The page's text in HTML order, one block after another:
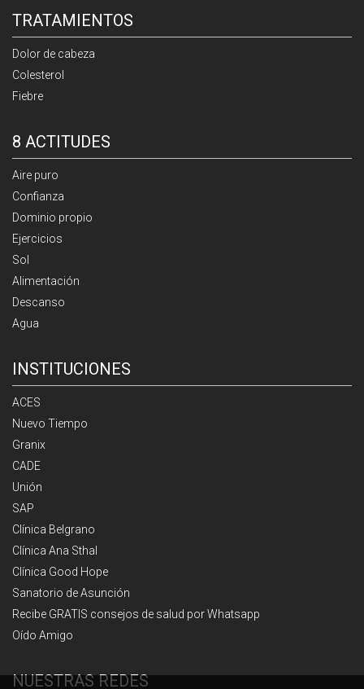
TRATAMIENTOS
Dolor de cabeza
Colesterol
Fiebre
8 ACTITUDES
Aire puro
Confianza
Dominio propio
Ejercicios
Sol
Alimentación
Descanso
Agua
INSTITUCIONES
ACES
Nuevo Tiempo
Granix
CADE
Unión
SAP
Clínica Belgrano
Clínica Ana Sthal
Clínica Good Hope
Sanatorio de Asunción
Recibe GRATIS consejos de salud por Whatsapp
Oído Amigo
NUESTRAS REDES